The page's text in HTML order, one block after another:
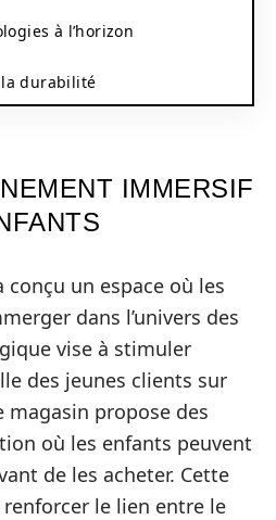
à l’horizon
la durabilité
IMMERSIF
conçu un espace où les
dans l’univers des
vise à stimuler
des jeunes clients sur
propose des
où les enfants peuvent
de les acheter. Cette
le lien entre le